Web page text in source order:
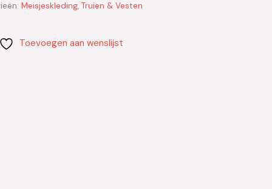
Meisjeskleding, Truien & Vesten
Toevoegen aan wenslijst